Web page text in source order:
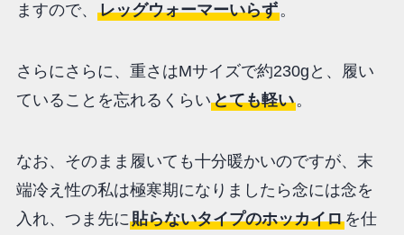
ますので、 レッグウォーマーいらず。
さらにさらに、重さはMサイズで約230gと、履い
ていることを忘れるくらいとても軽い。
なお、そのまま履いても十分暖かいのですが、末
端冷え性の私は極寒期になりましたら念には念を
入れ、つま先に貼らないタイプのホッカイロを仕